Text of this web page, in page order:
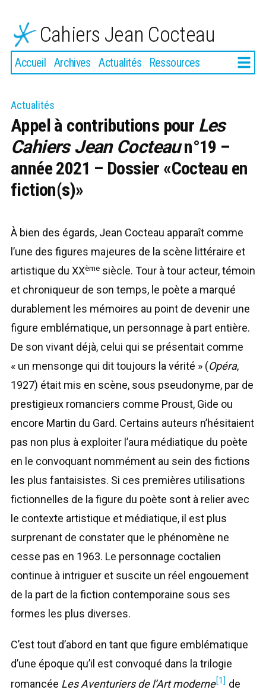
contenu
Cahiers Jean Cocteau
Accueil Archives Actualités Ressources Plus
Actualités
Appel à contributions pour Les
Cahiers Jean Cocteaun°19 –
année 2021 – Dossier «Cocteau en
fiction(s)»
À bien des égards, Jean Cocteau apparaît comme
l’une des figures majeures de la scène littéraire et
artistique du XXème siècle. Tour à tour acteur, témoin
et chroniqueur de son temps, le poète a marqué
durablement les mémoires au point de devenir une
figure emblématique, un personnage à part entière.
De son vivant déjà, celui qui se présentait comme
« un mensonge qui dit toujours la vérité » (Opéra,
1927) était mis en scène, sous pseudonyme, par de
prestigieux romanciers comme Proust, Gide ou
encore Martin du Gard. Certains auteurs n’hésitaient
pas non plus à exploiter l’aura médiatique du poète
en le convoquant nommément au sein des fictions
les plus fantaisistes. Si ces premières utilisations
fictionnelles de la figure du poète sont à relier avec
le contexte artistique et médiatique, il est plus
surprenant de constater que le phénomène ne
cesse pas en 1963. Le personnage coctalien
continue à intriguer et suscite un réel engouement
de la part de la fiction contemporaine sous ses
formes les plus diverses.
C’est tout d’abord en tant que figure emblématique
d’une époque qu’il est convoqué dans la trilogie
romancée Les Aventuriers de l’Art moderne[1] de